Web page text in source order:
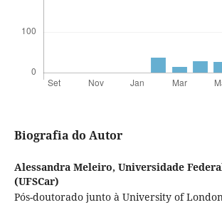
Biografia do Autor
Alessandra Meleiro, Universidade
(UFSCar)
Pós-doutorado junto à University of